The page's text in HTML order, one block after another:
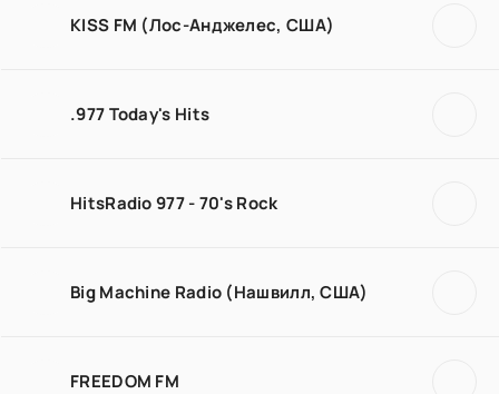
KISS FM (Лос-Анджелес, США)
.977 Today's Hits
HitsRadio 977 - 70's Rock
Big Machine Radio (Нашвилл, США)
FREEDOM FM